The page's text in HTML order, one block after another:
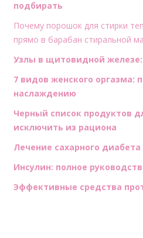
подбирать
Почему порошок для стирки
прямо в барабан стиральной
Узлы в щитовидной железе:
7 видов женского оргазма:
наслаждению
Черный список продуктов
исключить из рациона
Лечение сахарного
Инсулин: полное
Эффективные средства